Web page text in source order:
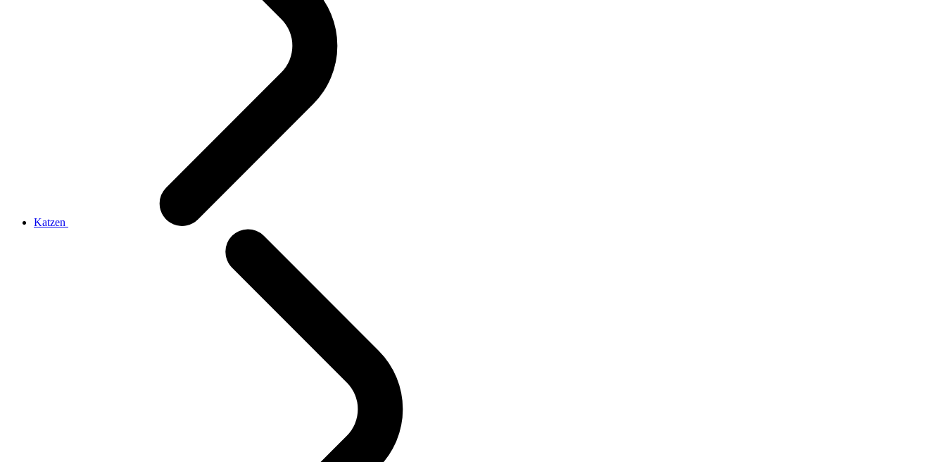
Katzen